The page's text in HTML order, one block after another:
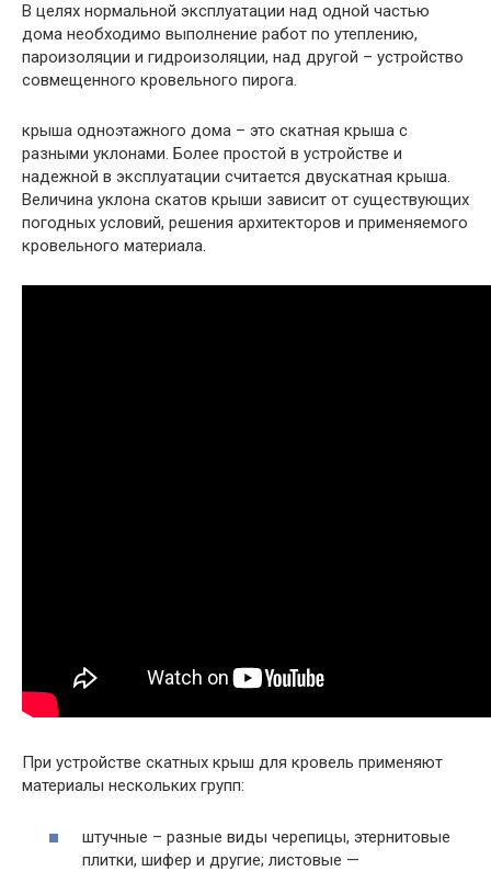
В целях нормальной эксплуатации над одной частью
дома необходимо выполнение работ по утеплению,
пароизоляции и гидроизоляции, над другой – устройство
совмещенного кровельного пирога.
крыша одноэтажного дома – это скатная крыша с
разными уклонами. Более простой в устройстве и
надежной в эксплуатации считается двускатная крыша.
Величина уклона скатов крыши зависит от существующих
погодных условий, решения архитекторов и применяемого
кровельного материала.
При устройстве скатных крыш для кровель применяют
материалы нескольких групп:
штучные – разные виды черепицы, этернитовые
плитки, шифер и другие; листовые —